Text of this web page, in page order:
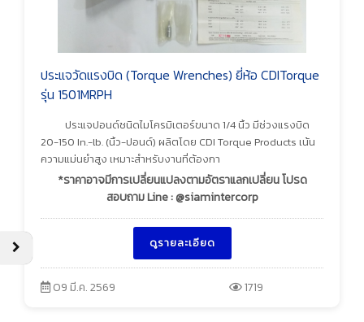
ประแจวัดแรงบิด (Torque Wrenches) ยี่ห้อ CDITorque
รุ่น 1501MRPH
ประแจปอนด์ชนิดไมโครมิเตอร์ขนาด 1/4 นิ้ว มีช่วงแรงบิด
20-150 In.-lb. (นิ้ว-ปอนด์) ผลิตโดย CDI Torque Products เน้น
ความแม่นยำสูง เหมาะสำหรับงานที่ต้องกา
*ราคาอาจมีการเปลี่ยนแปลงตามอัตราแลกเปลี่ยน โปรด
สอบถาม Line : @siamintercorp
ดูรายละเอียด
09 มี.ค. 2569 1719